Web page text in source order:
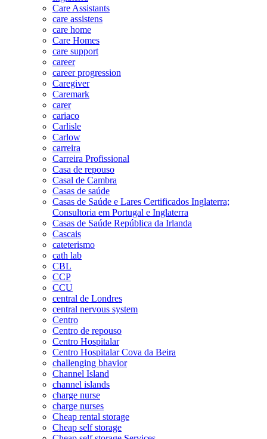
Care Assistants
care assistens
care home
Care Homes
care support
career
career progression
Caregiver
Caremark
carer
cariaco
Carlisle
Carlow
carreira
Carreira Profissional
Casa de repouso
Casal de Cambra
Casas de saúde
Casas de Saúde e Lares Certificados Inglaterra;
Consultoria em Portugal e Inglaterra
Casas de Saúde República da Irlanda
Cascais
cateterismo
cath lab
CBL
CCP
CCU
central de Londres
central nervous system
Centro
Centro de repouso
Centro Hospitalar
Centro Hospitalar Cova da Beira
challenging bhavior
Channel Island
channel islands
charge nurse
charge nurses
Cheap rental storage
Cheap self storage